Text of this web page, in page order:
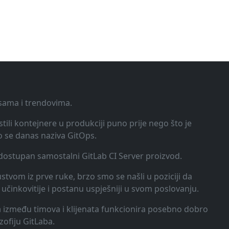
i trendovima.
kontejnere u produkciji puno prije nego što je
danas naziva GitOps.
samostalni GitLab CI Server proizvod.
iz prve ruke, brzo smo se našli u poziciji da
i postanu uspješniji u svom poslovanju.
između timova i klijenata funkcionira posebno dobro
GitLaba.